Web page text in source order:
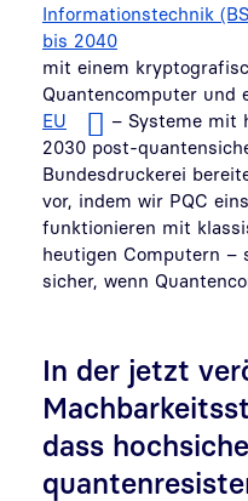
Informationstechnik
bis 2040
mit einem
Quantencomputer und
EU
– Systeme mit
2030 post-
Bundesdruckerei
vor, indem wir PQC
funktionieren mit
heutigen Computern –
sicher, wenn
In der jetzt
dass